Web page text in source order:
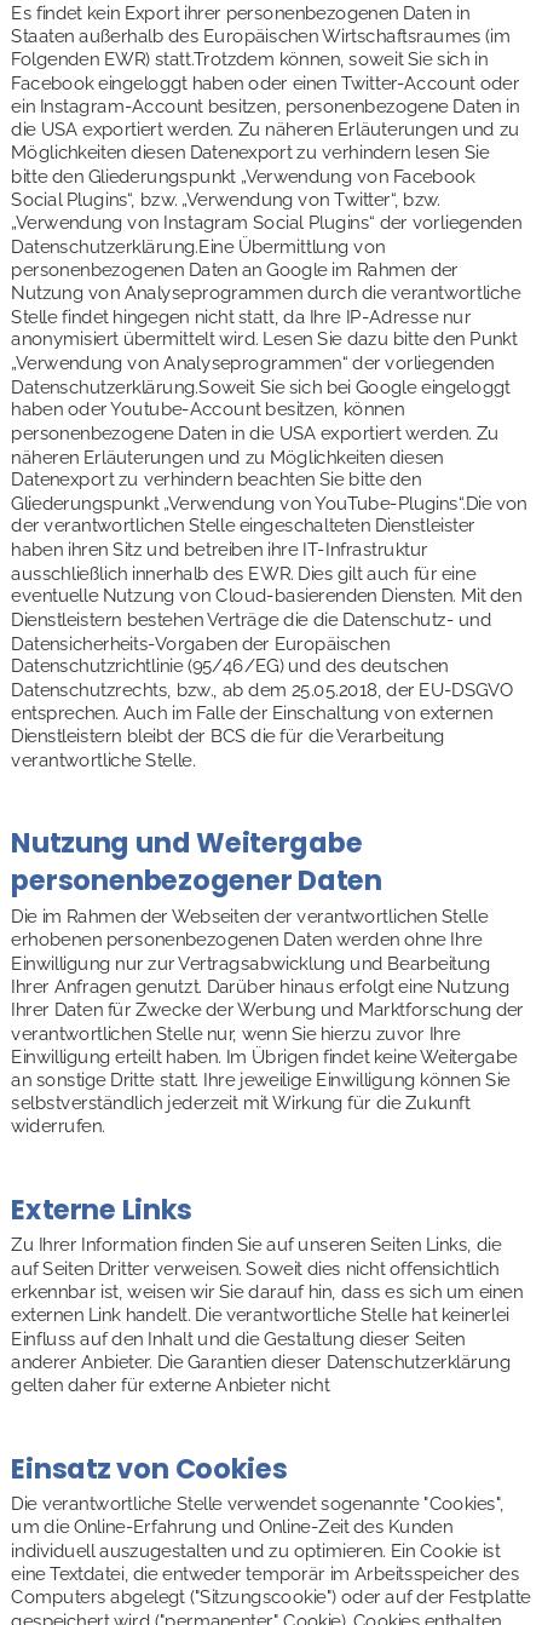
Es findet kein Export ihrer personenbezogenen Daten in
Staaten außerhalb des Europäischen Wirtschaftsraumes (im
Folgenden EWR) statt.Trotzdem können, soweit Sie sich in
Facebook eingeloggt haben oder einen Twitter-Account oder
ein Instagram-Account besitzen, personenbezogene Daten in
die USA exportiert werden. Zu näheren Erläuterungen und zu
Möglichkeiten diesen Datenexport zu verhindern lesen Sie
bitte den Gliederungspunkt „Verwendung von Facebook
Social Plugins“, bzw. „Verwendung von Twitter“, bzw.
„Verwendung von Instagram Social Plugins“ der vorliegenden
Datenschutzerklärung.Eine Übermittlung von
personenbezogenen Daten an Google im Rahmen der
Nutzung von Analyseprogrammen durch die verantwortliche
Stelle findet hingegen nicht statt, da Ihre IP-Adresse nur
anonymisiert übermittelt wird. Lesen Sie dazu bitte den Punkt
„Verwendung von Analyseprogrammen“ der vorliegenden
Datenschutzerklärung.Soweit Sie sich bei Google eingeloggt
haben oder Youtube-Account besitzen, können
personenbezogene Daten in die USA exportiert werden. Zu
näheren Erläuterungen und zu Möglichkeiten diesen
Datenexport zu verhindern beachten Sie bitte den
Gliederungspunkt „Verwendung von YouTube-Plugins“.Die von
der verantwortlichen Stelle eingeschalteten Dienstleister
haben ihren Sitz und betreiben ihre IT-Infrastruktur
ausschließlich innerhalb des EWR. Dies gilt auch für eine
eventuelle Nutzung von Cloud-basierenden Diensten. Mit den
Dienstleistern bestehen Verträge die die Datenschutz- und
Datensicherheits-Vorgaben der Europäischen
Datenschutzrichtlinie (95/46/EG) und des deutschen
Datenschutzrechts, bzw., ab dem 25.05.2018, der EU-DSGVO
entsprechen. Auch im Falle der Einschaltung von externen
Dienstleistern bleibt der BCS die für die Verarbeitung
verantwortliche Stelle.
Nutzung und Weitergabe
personenbezogener Daten
Die im Rahmen der Webseiten der verantwortlichen Stelle
erhobenen personenbezogenen Daten werden ohne Ihre
Einwilligung nur zur Vertragsabwicklung und Bearbeitung
Ihrer Anfragen genutzt. Darüber hinaus erfolgt eine Nutzung
Ihrer Daten für Zwecke der Werbung und Marktforschung der
verantwortlichen Stelle nur, wenn Sie hierzu zuvor Ihre
Einwilligung erteilt haben. Im Übrigen findet keine Weitergabe
an sonstige Dritte statt. Ihre jeweilige Einwilligung können Sie
selbstverständlich jederzeit mit Wirkung für die Zukunft
widerrufen.
Externe Links
Zu Ihrer Information finden Sie auf unseren Seiten Links, die
auf Seiten Dritter verweisen. Soweit dies nicht offensichtlich
erkennbar ist, weisen wir Sie darauf hin, dass es sich um einen
externen Link handelt. Die verantwortliche Stelle hat keinerlei
Einfluss auf den Inhalt und die Gestaltung dieser Seiten
anderer Anbieter. Die Garantien dieser Datenschutzerklärung
gelten daher für externe Anbieter nicht
Einsatz von Cookies
Die verantwortliche Stelle verwendet sogenannte "Cookies",
um die Online-Erfahrung und Online-Zeit des Kunden
individuell auszugestalten und zu optimieren. Ein Cookie ist
eine Textdatei, die entweder temporär im Arbeitsspeicher des
Computers abgelegt ("Sitzungscookie") oder auf der Festplatte
gespeichert wird ("permanenter" Cookie). Cookies enthalten